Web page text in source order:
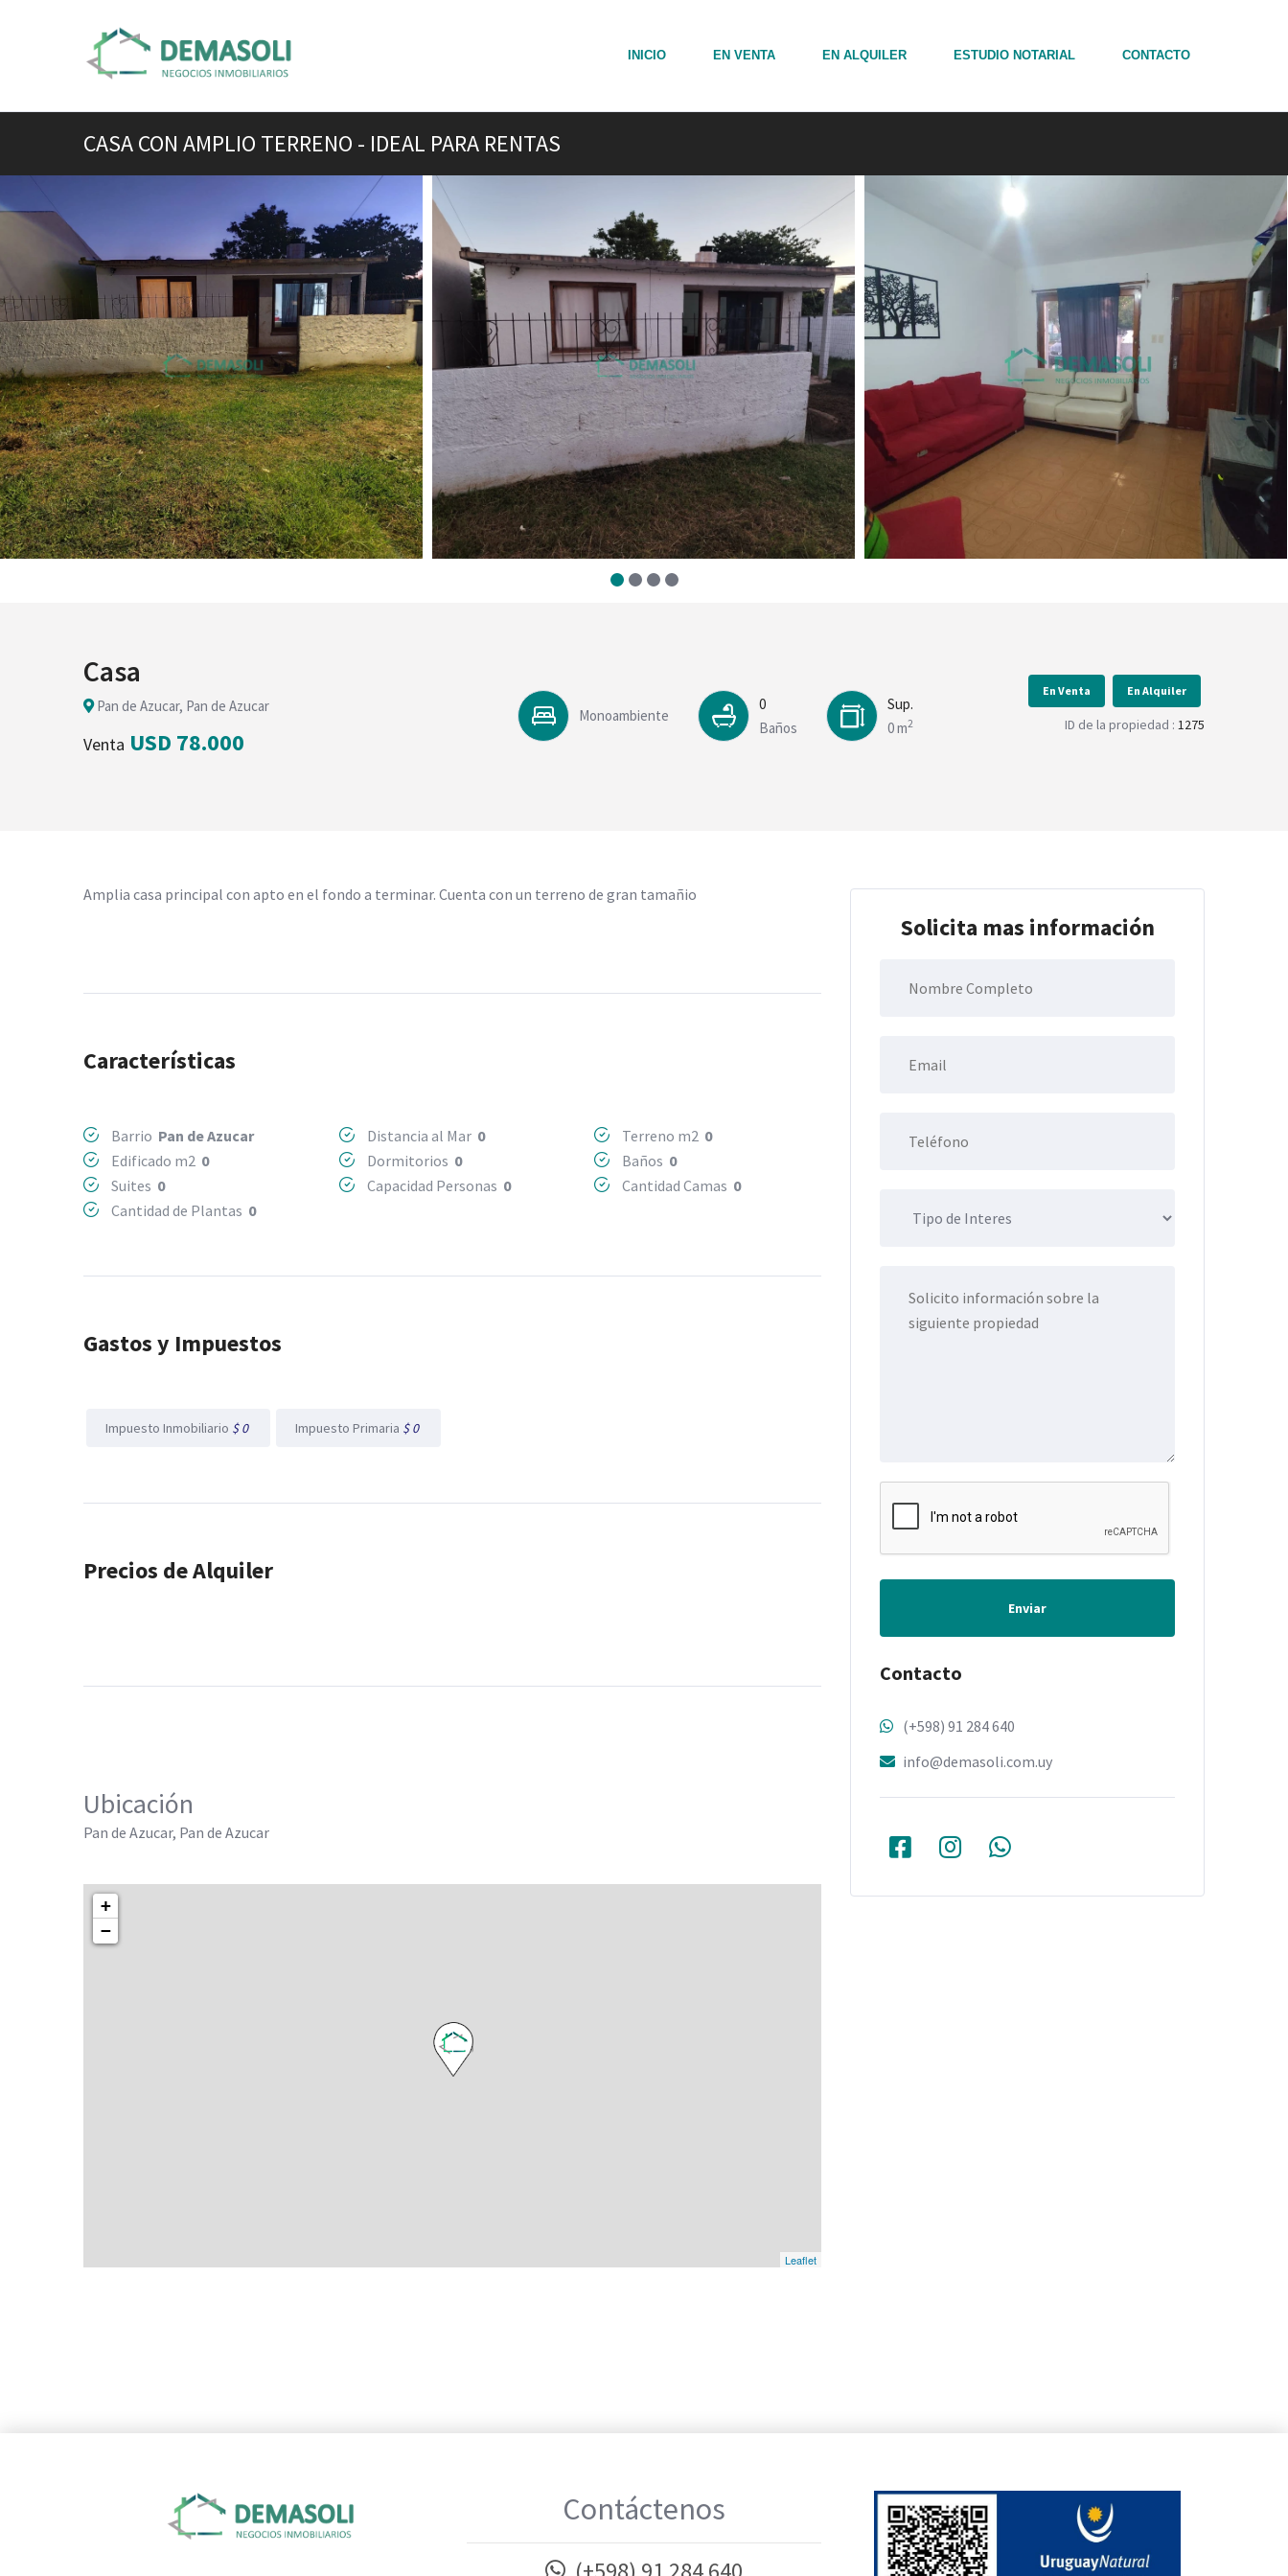
INICIO EN VENTA EN ALQUILER ESTUDIO NOTARIAL CONTACTO
CASA CON AMPLIO TERRENO - IDEAL PARA RENTAS
Casa
Pan de Azucar, Pan de Azucar
Venta USD 78.000
Monoambiente
0
Baños
Sup.
0 m2
En Venta En Alquiler
ID de la propiedad : 1275
Amplia casa principal con apto en el fondo a terminar. Cuenta con un terreno de gran tamañio
Características
Barrio Pan de Azucar Distancia al Mar 0 Terreno m2 0
Edificado m2 0 Dormitorios 0 Baños 0
Suites 0 Capacidad Personas 0 Cantidad Camas 0
Cantidad de Plantas 0
Gastos y Impuestos
Impuesto Inmobiliario $ 0 Impuesto Primaria $ 0
Precios de Alquiler
Ubicación
Pan de Azucar, Pan de Azucar
+
−
Leaflet
Solicita mas información
Enviar
Contacto
(+598) 91 284 640
info@demasoli.com.uy
Contáctenos